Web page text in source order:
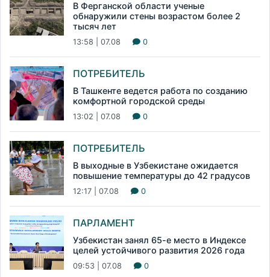
В Ферганской области ученые
обнаружили стены возрастом более 2
тысяч лет
13:58 | 07.08 0
ПОТРЕБИТЕЛЬ
В Ташкенте ведется работа по созданию
комфортной городской среды
13:02 | 07.08 0
ПОТРЕБИТЕЛЬ
В выходные в Узбекистане ожидается
повышение температуры до 42 градусов
12:17 | 07.08 0
ПАРЛАМЕНТ
Узбекистан занял 65-е место в Индексе
целей устойчивого развития 2026 года
09:53 | 07.08 0